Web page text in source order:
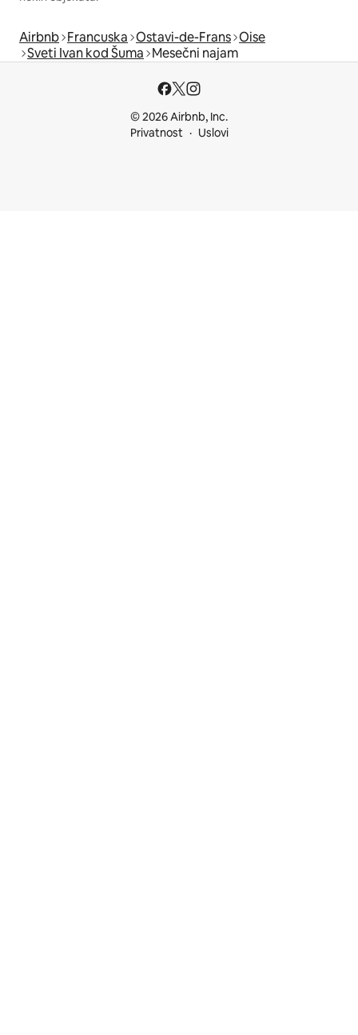
Airbnb Francuska Ostavi-de-Frans Oise
Sveti Ivan kod Šuma Mesečni najam
© 2026 Airbnb, Inc.
Privatnost
Uslovi